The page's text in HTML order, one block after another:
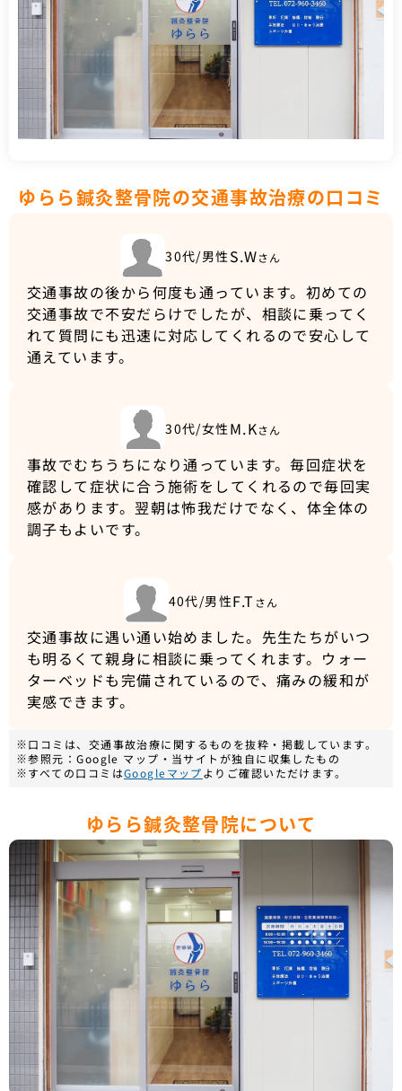
ゆらら鍼灸整骨院の交通事故治療の口コミ
30代/男性 S.Wさん
交通事故の後から何度も通っています。初めての
交通事故で不安だらけでしたが、相談に乗ってく
れて質問にも迅速に対応してくれるので安心して
通えています。
30代/女性 M.Kさん
事故でむちうちになり通っています。毎回症状を
確認して症状に合う施術をしてくれるので毎回実
感があります。翌朝は怖我だけでなく、体全体の
調子もよいです。
40代/男性F.T さん
交通事故に遇い通い始めました。先生たちがいつ
も明るくて親身に相談に乗ってくれます。ウォー
ターベッドも完備されているので、痛みの緩和が
実感できます。
※口コミは、交通事故治療に関するものを抜粋・掲載しています。
※参照元：Google マップ・当サイトが独自に収集したもの
※すべての口コミはGoogleマップよりご確認いただけます。
ゆらら鍼灸整骨院について